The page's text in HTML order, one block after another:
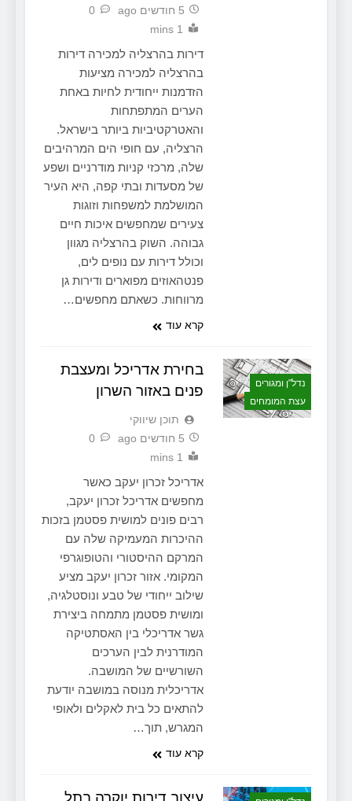
5 חודשים ago
0
1 mins
דירות בהרצליה למכירה דירות
בהרצליה למכירה מציעות
הזדמנות ייחודית לחיות באחת
הערים המתפתחות
והאטרקטיביות ביותר בישראל.
הרצליה, עם חופי הים המרהיבים
שלה, מרכזי קניות מודרניים ושפע
של מסעדות ובתי קפה, היא העיר
המושלמת למשפחות וזוגות
צעירים שמחפשים איכות חיים
גבוהה. השוק בהרצליה מגוון
וכולל דירות עם נופים לים,
פנטהאוזים מפוארים ודירות גן
מרווחות. כשאתם מחפשים…
קרא עוד
נדל"ן ומגורים
עצת המומחים
בחירת אדריכל ומעצבת
פנים באזור השרון
תוכן שיווקי
5 חודשים ago
0
1 mins
אדריכל זכרון יעקב כאשר
מחפשים אדריכל זכרון יעקב,
רבים פונים למושית פסטמן בזכות
ההיכרות המעמיקה שלה עם
המרקם ההיסטורי והטופוגרפי
המקומי. אזור זכרון יעקב מציע
שילוב ייחודי של טבע ונוסטלגיה,
ומושית פסטמן מתמחה ביצירת
גשר אדריכלי בין האסתטיקה
המודרנית לבין הערכים
השורשיים של המושבה.
אדריכלית מנוסה במושבה יודעת
להתאים כל בית לאקלים ולאופי
המגרש, תוך…
קרא עוד